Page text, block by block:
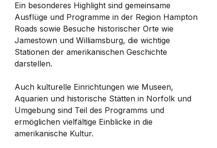
Ein besonderes Highlight sind gemeinsame
Ausflüge und Programme in der Region Hampton
Roads sowie Besuche historischer Orte wie
Jamestown und Williamsburg, die wichtige
Stationen der amerikanischen Geschichte
darstellen.
Auch kulturelle Einrichtungen wie Museen,
Aquarien und historische Stätten in Norfolk und
Umgebung sind Teil des Programms und
ermöglichen vielfältige Einblicke in die
amerikanische Kultur.